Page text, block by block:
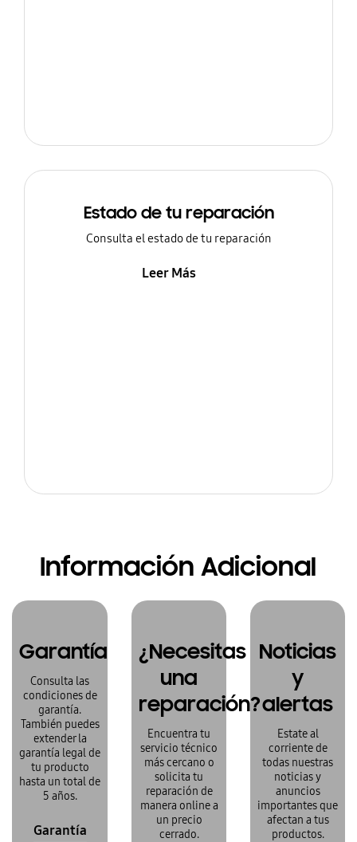
Estado de tu reparación
Consulta el estado de tu reparación
Leer Más
Información Adicional
Garantía
Consulta las
condiciones de
garantía.
También puedes
extender la
garantía legal de
tu producto
hasta un total de
5 años.
Garantía
¿Necesitas
una
reparación?
Encuentra tu
servicio técnico
más cercano o
solicita tu
reparación de
manera online a
un precio
cerrado.
Noticias
y
alertas
Estate al
corriente de
todas nuestras
noticias y
anuncios
importantes que
afectan a tus
productos.